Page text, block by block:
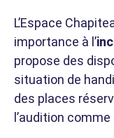
L’Espace
importance à l’
propose des
situation de
des places
l’audition